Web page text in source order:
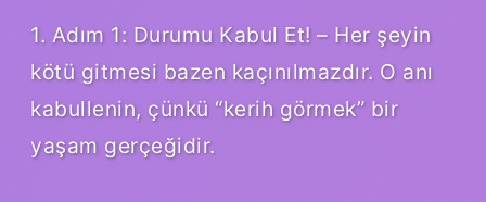
1. Adım 1: Durumu Kabul Et! – Her şeyin
kötü gitmesi bazen kaçınılmazdır. O anı
kabullenin, çünkü “kerih görmek” bir
yaşam gerçeğidir.